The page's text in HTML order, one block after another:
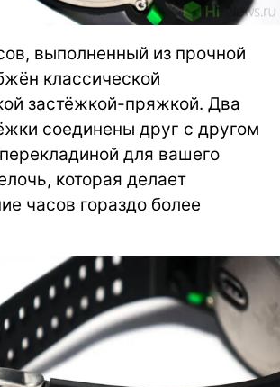
выполненный из прочной
классической
застёжкой-пряжкой. Два
соединены друг с другом
для вашего
которая делает
часов гораздо более